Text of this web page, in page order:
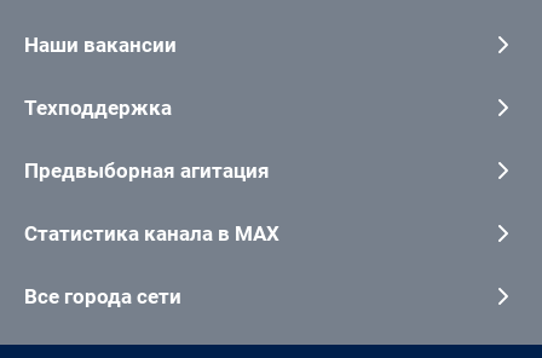
Наши вакансии
Техподдержка
Предвыборная агитация
Статистика канала в MAX
Все города сети